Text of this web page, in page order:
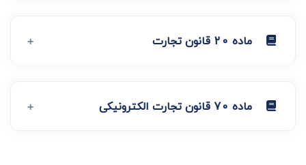
ماده 20 قانون تجارت
ماده 70 قانون تجارت الکترونیکی